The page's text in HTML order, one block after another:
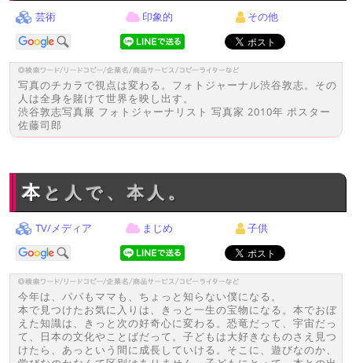
芸術 印象的 その他
写真のチカラで視点は変わる。フォトジャーナル渋谷敦志。その
人は全身を賭けて世界を映し出す。
渋谷敦志写真展 フォトジャーナリスト 写真家 2010年 ポスター
佐藤司郎
本と人で、本人。
TV/メディア まじめ 子供
今年は、パパもママも、ちょっと知らない僕になる。
本で見つけたお気に入りは、きっと一生の宝物になる。本でおぼ
えた知識は、きっと次の好奇心に変わる。恐竜だって、宇宙だっ
て、日本の文化やことばだって。子どもは大好きなものさえ見つ
けたら、あっという間に成長していける。そこに、遊びなのか、